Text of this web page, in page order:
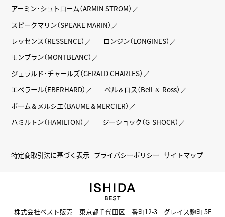
アーミン・シュトローム（ARMIN STROM）
スピークマリン（SPEAKE MARIN）
レッセンス（RESSENCE）
ロンジン（LONGINES）
モンブラン（MONTBLANC）
ジェラルド・チャールズ（GERALD CHARLES）
エベラール（EBERHARD）
ベル＆ロス（Bell ＆ Ross）
ボーム＆メルシエ（BAUME＆MERCIER）
ハミルトン（HAMILTON）
ジーショック（G-SHOCK）
特定商取引法に基づく表示 プライバシーポリシー サイトマップ
株式会社ベスト販売 東京都千代田区二番町12-3 グレイス麹町 5F